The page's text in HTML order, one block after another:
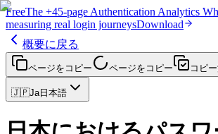
FreeThe +45-page Authentication Analytics
measuring real login journeysDownload
概要に戻る
ページをコピー ページをコピー コピ
🇯🇵Ja日本語